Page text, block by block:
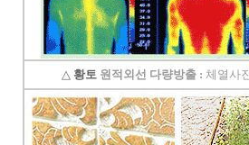
△ 황토 원적외선 다량방출 : 체열사